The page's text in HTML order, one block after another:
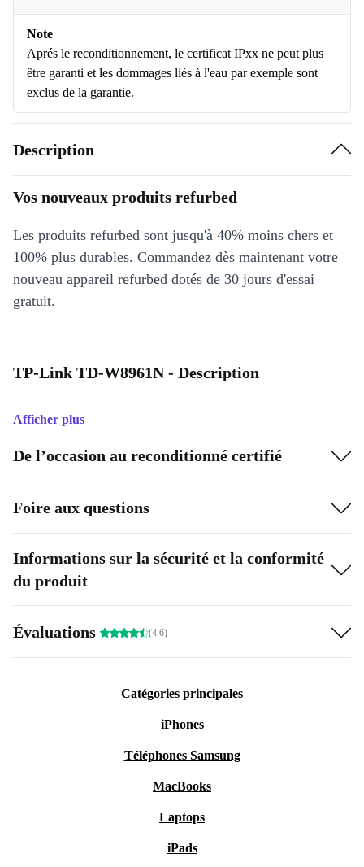
Note
Aprés le reconditionnement, le certificat IPxx ne peut plus
être garanti et les dommages liés à l'eau par exemple sont
exclus de la garantie.
Description
Vos nouveaux produits refurbed
Les produits refurbed sont jusqu'à 40% moins chers et
100% plus durables. Commandez dès maintenant votre
nouveau appareil refurbed dotés de 30 jours d'essai
gratuit.
TP-Link TD-W8961N - Description
Afficher plus
De l’occasion au reconditionné certifié
Foire aux questions
Informations sur la sécurité et la conformité
du produit
Évaluations (4.6)
Catégories principales
iPhones
Téléphones Samsung
MacBooks
Laptops
iPads